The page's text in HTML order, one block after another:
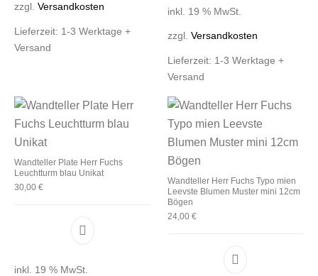
zzgl.Versandkosten
Lieferzeit: 1-3 Werktage +
Versand
inkl. 19 % MwSt.
zzgl. Versandkosten
Lieferzeit: 1-3 Werktage +
Versand
Wandteller Plate Herr Fuchs
Leuchtturm blau Unikat
30,00€
inkl. 19 % MwSt.
Wandteller Herr Fuchs Typo mien
Leevste Blumen Muster mini 12cm
Bögen
24,00 €